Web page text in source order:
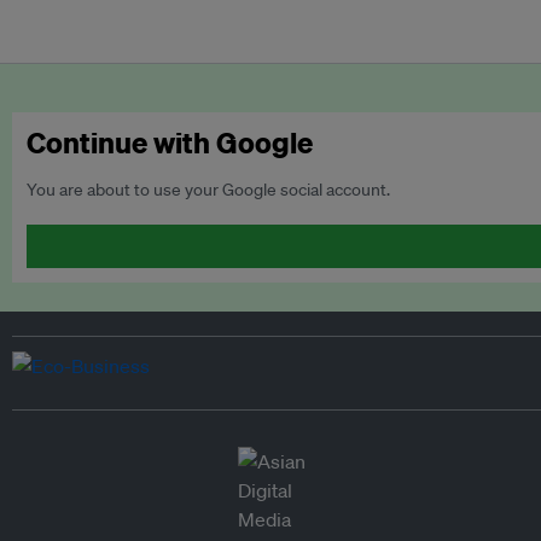
Continue with Google
You are about to use your Google social account.